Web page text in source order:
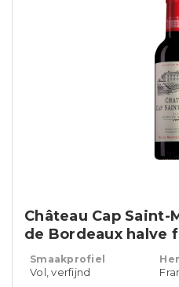
Château Cap
de Bordeaux halve
Smaakprofiel
Vol, verfijnd